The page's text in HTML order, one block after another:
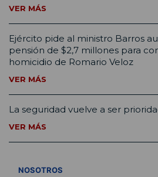
VER MÁS
Ejército pide al ministro Barros
pensión de $2,7 millones para
homicidio de Romario Veloz
VER MÁS
La seguridad vuelve a ser
VER MÁS
NOSOTROS